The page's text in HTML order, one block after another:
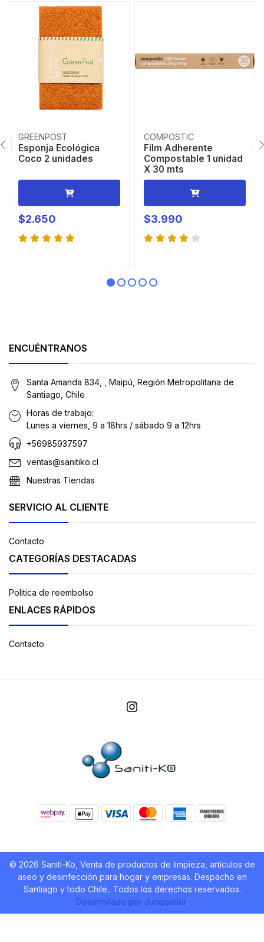
GREENPOST
Esponja Ecológica
Coco 2 unidades
$2.650
COMPOSTIC
Film Adherente
Compostable 1 unidad
X 30 mts
$3.990
ENCUÉNTRANOS
Santa Amanda 834, , Maipú, Región Metropolitana de
Santiago, Chile
Horas de trabajo:
Lunes a viernes, 9 a 18hrs / sábado 9 a 12hrs
+56985937597
ventas@sanitiko.cl
Nuestras Tiendas
SERVICIO AL CLIENTE
Contacto
CATEGORÍAS DESTACADAS
Politica de reembolso
ENLACES RÁPIDOS
Contacto
© 2026 Saniti-Ko, Venta de productos de limpieza, artículos de
aseo y desinfección para hogar y empresas. Despacho en
Santiago y todo Chile.. Todos los derechos reservados.
Desarrollado por Jumpseller.